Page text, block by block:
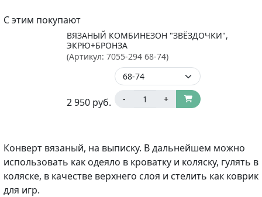
С этим покупают
ВЯЗАНЫЙ КОМБИНЕЗОН "ЗВЁЗДОЧКИ",
ЭКРЮ+БРОНЗА
(Артикул: 7055-294 68-74)
2 950 руб. - +
Конверт вязаный, на выписку. В дальнейшем можно
использовать как одеяло в кроватку и коляску, гулять в
коляске, в качестве верхнего слоя и стелить как коврик
для игр.